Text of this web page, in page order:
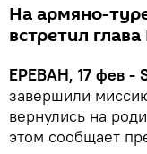
На армяно-
встретил
ЕРЕВАН, 17 фев -
завершили
вернулись на
этом сообщает